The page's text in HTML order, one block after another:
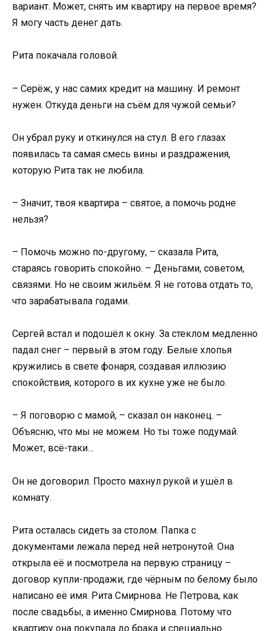
вариант. Может, снять им квартиру на первое время?
Я могу часть денег дать.
Рита покачала головой.
– Серёж, у нас самих кредит на машину. И ремонт
нужен. Откуда деньги на съём для чужой семьи?
Он убрал руку и откинулся на стул. В его глазах
появилась та самая смесь вины и раздражения,
которую Рита так не любила.
– Значит, твоя квартира – святое, а помочь родне
нельзя?
– Помочь можно по-другому, – сказала Рита,
стараясь говорить спокойно. – Деньгами, советом,
связями. Но не своим жильём. Я не готова отдать то,
что зарабатывала годами.
Сергей встал и подошёл к окну. За стеклом медленно
падал снег – первый в этом году. Белые хлопья
кружились в свете фонаря, создавая иллюзию
спокойствия, которого в их кухне уже не было.
– Я поговорю с мамой, – сказал он наконец. –
Объясню, что мы не можем. Но ты тоже подумай.
Может, всё-таки…
Он не договорил. Просто махнул рукой и ушёл в
комнату.
Рита осталась сидеть за столом. Папка с
документами лежала перед ней нетронутой. Она
открыла её и посмотрела на первую страницу –
договор купли-продажи, где чёрным по белому было
написано её имя. Рита Смирнова. Не Петрова, как
после свадьбы, а именно Смирнова. Потому что
квартиру она покупала до брака и специально